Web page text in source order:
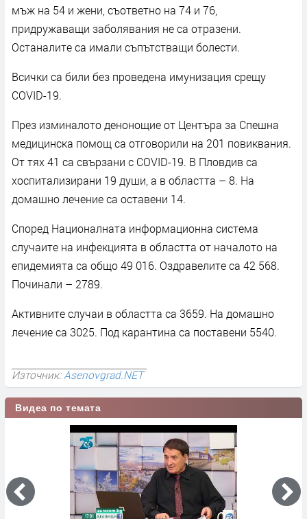
мъж на 54 и жени, съответно на 74 и 76,
придружаващи заболявания не са отразени.
Останалите са имали съпътстващи болести.
Всички са били без проведена имунизация срещу
COVID-19.
През изминалото денонощие от Центъра за Спешна
медицинска помощ са отговорили на 201 повиквания.
От тях 41 са свързани с COVID-19. В Пловдив са
хоспитализирани 19 души, а в областта – 8. На
домашно лечение са оставени 14.
Според Националната информационна система
случаите на инфекцията в областта от началото на
епидемията са общо 49 016. Оздравелите са 42 568.
Починали – 2789.
Активните случаи в областта са 3659. На домашно
лечение са 3025. Под карантина са поставени 5540.
Източник:Asenovgrad.NET
Видеа по темата